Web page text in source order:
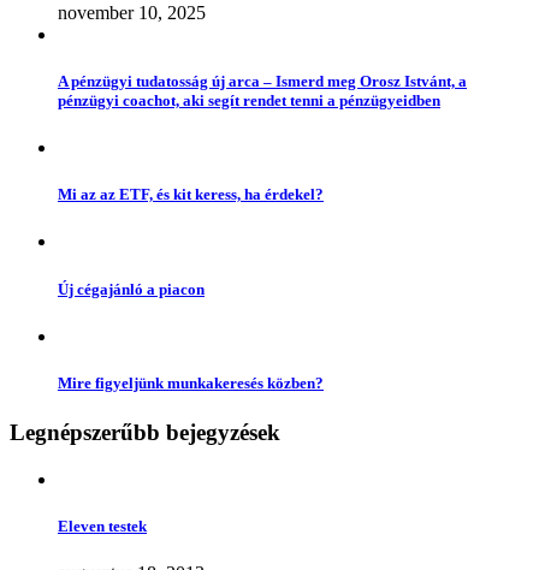
november 10, 2025
A pénzügyi tudatosság új arca – Ismerd meg Orosz Istvánt, a
pénzügyi coachot, aki segít rendet tenni a pénzügyeidben
Mi az az ETF, és kit keress, ha érdekel?
Új cégajánló a piacon
Mire figyeljünk munkakeresés közben?
Legnépszerűbb bejegyzések
Eleven testek